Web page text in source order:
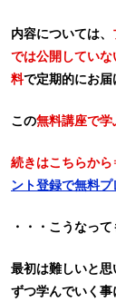
内容については、
では公開してい
料で定期的にお届
この無料講座で学
続きはこちらから
ント登録で無料プ
・・・こうなって
最初は難しいと
ずつ学んでいく事